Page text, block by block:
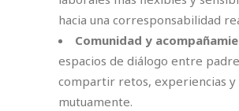
hacia una corresponsabilidad
Comunidad y
espacios de diálogo entre
compartir retos, experiencias y
mutuamente.